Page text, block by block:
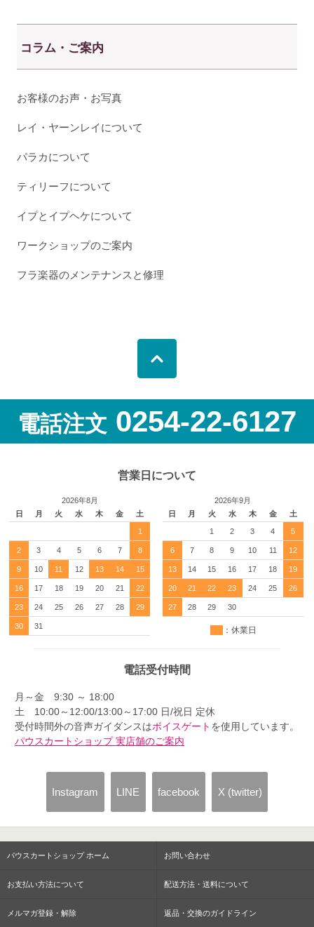
コラム・ご案内
お客様のお声・お写真
レイ・ヤーンレイについて
パラカについて
ティリーフについて
イプとイプヘケについて
ワークショップのご案内
フラ楽器のメンテナンスと修理
電話注文 0254-22-6127
営業日について
2026年8月
日
月 火 水 木 金 土
1
2 3 4 5 6 7 8
9 10 11 12 13 14 15
16 17 18 19 20 21 22
23 24 25 26 27 28 29
30 31
2026年9月
日
月 火 水 木 金 土
1 2 3 4 5
6 7 8 9 10 11 12
13 14 15 16 17 18 19
20 21 22 23 24 25 26
27 28 29 30
：休業日
電話受付時間
月～金 9:30 ～ 18:00
土 10:00～12:00/13:00～17:00 日/祝日 定休
受付時間外の音声ガイダンスはボイスゲート を使用しています。
パウスカートショップ 実店舗のご案内
Instagram LINE facebook X (twitter)
パウスカートショップ ホーム お問い合わせ
お支払い方法について 配送方法・送料について
メルマガ登録・解除 返品・交換のガイドライン